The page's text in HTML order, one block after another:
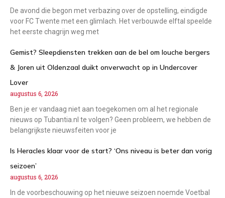
De avond die begon met verbazing over de opstelling, eindigde
voor FC Twente met een glimlach. Het verbouwde elftal speelde
het eerste chagrijn weg met
Gemist? Sleepdiensten trekken aan de bel om louche bergers
& Joren uit Oldenzaal duikt onverwacht op in Undercover
Lover
augustus 6, 2026
Ben je er vandaag niet aan toegekomen om al het regionale
nieuws op Tubantia.nl te volgen? Geen probleem, we hebben de
belangrijkste nieuwsfeiten voor je
Is Heracles klaar voor de start? ‘Ons niveau is beter dan vorig
seizoen’
augustus 6, 2026
In de voorbeschouwing op het nieuwe seizoen noemde Voetbal